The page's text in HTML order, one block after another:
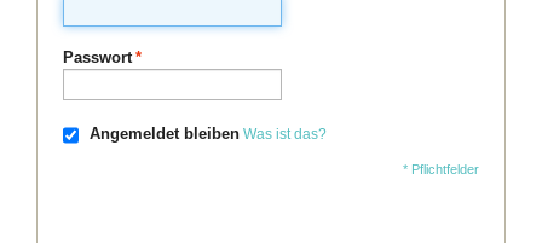
*
Passwort
Angemeldet bleiben Was ist das?
* Pflichtfelder